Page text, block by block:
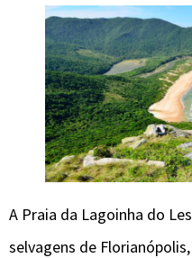
A Praia da Lagoinha do
selvagens de